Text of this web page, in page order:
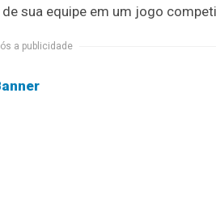
sua equipe em um jogo
a publicidade